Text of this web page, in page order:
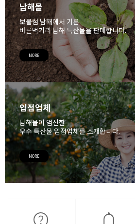
남해몰
보물섬 남해에서 기른
바른먹거리 남해 특산물을 판매합니다.
MORE
입점업체
남해몰이 엄선한
우수 특산물 입점업체를 소개합니다.
MORE